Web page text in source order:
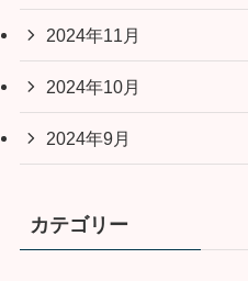
2024年11月
2024年10月
2024年9月
カテゴリー